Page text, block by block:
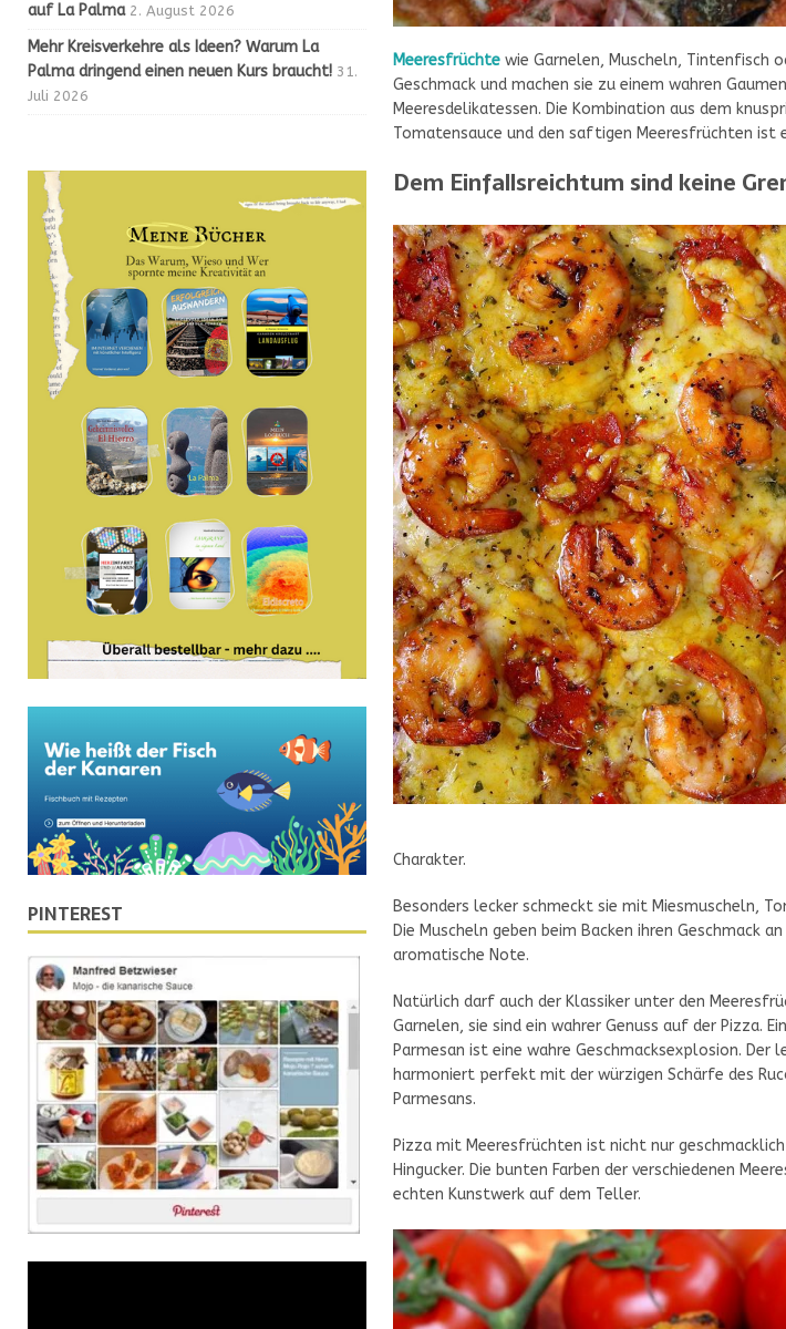
Meeresfrüchtewie Garnelen, Muscheln, Tintenfisch
Geschmack und machen sie zu einem wahren
Meeresdelikatessen. Die Kombination aus dem
Tomatensauce und den saftigen Meeresfrüchten ist
Dem Einfallsreichtum sind keine
Charakter.
Besonders lecker schmeckt sie mit Miesmuscheln,
Die Muscheln geben beim Backen ihren Geschmack
aromatische Note.
Natürlich darf auch der Klassiker unter den
Garnelen, sie sind ein wahrer Genuss auf der Pizza.
Parmesan ist eine wahre Geschmacksexplosion. Der
harmoniert perfekt mit der würzigen Schärfe des
Parmesans.
Pizza mit Meeresfrüchten ist nicht nur
Hingucker. Die bunten Farben der verschiedenen
echten Kunstwerk auf dem Teller.
auf La Palma 2. August 2026
Mehr Kreisverkehre als Ideen? Warum La
Palma dringend einen neuen Kurs braucht! 31.
Juli 2026
PINTEREST